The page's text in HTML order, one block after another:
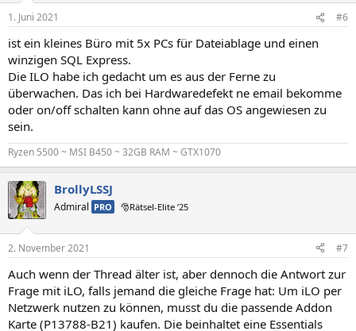
1. Juni 2021 #6
ist ein kleines Büro mit 5x PCs für Dateiablage und einen
winzigen SQL Express.
Die ILO habe ich gedacht um es aus der Ferne zu
überwachen. Das ich bei Hardwaredefekt ne email bekomme
oder on/off schalten kann ohne auf das OS angewiesen zu
sein.
Ryzen 5500 ~ MSI B450 ~ 32GB RAM ~ GTX1070
BrollyLSSJ
Admiral PRO 🎅Rätsel-Elite ’25
2. November 2021 #7
Auch wenn der Thread älter ist, aber dennoch die Antwort zur
Frage mit iLO, falls jemand die gleiche Frage hat: Um iLO per
Netzwerk nutzen zu können, musst du die passende Addon
Karte (P13788-B21) kaufen. Die beinhaltet eine Essentials